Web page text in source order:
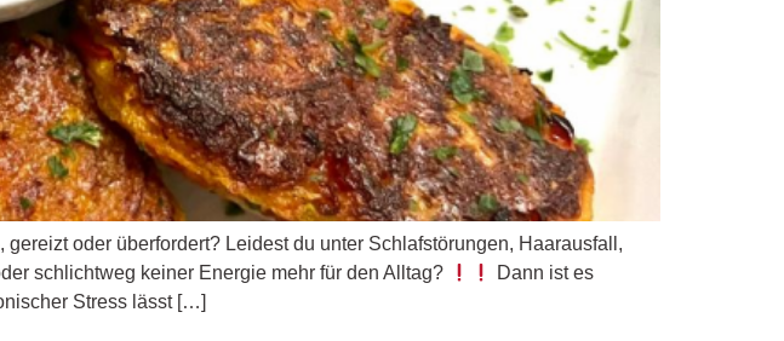
oder überfordert? Leidest du unter Schlafstörungen, Haarausfall,
schlichtweg keiner Energie mehr für den Alltag?
Dann ist es
Stress lässt […]